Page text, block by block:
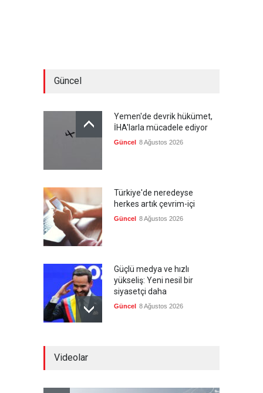
Güncel
Yemen'de devrik hükümet,
İHA'larla mücadele ediyor
Güncel 8 Ağustos 2026
Türkiye'de neredeyse
herkes artık çevrim-içi
Güncel 8 Ağustos 2026
Güçlü medya ve hızlı
yükseliş: Yeni nesil bir
siyasetçi daha
Güncel 8 Ağustos 2026
Videolar